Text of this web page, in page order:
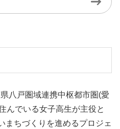
八戸圏域連携中枢都市圏(愛
んでいる女子高生が主役と
まちづくりを進めるプロジェ